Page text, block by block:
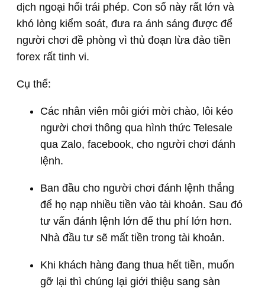
dịch ngoại hối trái phép. Con số này rất lớn và
khó lòng kiểm soát, đưa ra ánh sáng được để
người chơi đề phòng vì thủ đoạn lừa đảo tiền
forex rất tinh vi.
Cụ thể:
Các nhân viên môi giới mời chào, lôi kéo
người chơi thông qua hình thức Telesale
qua Zalo, facebook, cho người chơi đánh
lệnh.
Ban đầu cho người chơi đánh lệnh thắng
để họ nạp nhiều tiền vào tài khoản. Sau đó
tư vấn đánh lệnh lớn để thu phí lớn hơn.
Nhà đầu tư sẽ mất tiền trong tài khoản.
Khi khách hàng đang thua hết tiền, muốn
gỡ lại thì chúng lại giới thiệu sang sàn